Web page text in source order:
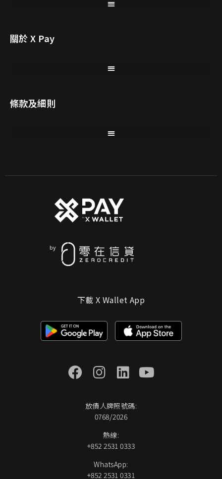
關於 X Pay
條款及細則
下載 X Wallet App
放債人牌照號碼:
0768/2026
熱線:
+852 2531 0333
WhatsApp:
+852 2531 0331